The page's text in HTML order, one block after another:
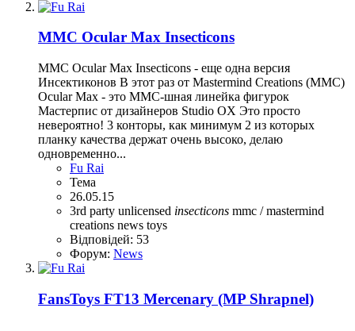
MMC Ocular Max Insecticons
MMC Ocular Max Insecticons - еще одна версия
Инсектиконов В этот раз от Mastermind Creations (MMC)
Ocular Max - это ММС-шная линейка фигурок
Мастерпис от дизайнеров Studio OX Это просто
невероятно! 3 конторы, как минимум 2 из которых
планку качества держат очень высоко, делаю
одновременно...
Fu Rai
Тема
26.05.15
3rd party unlicensed insecticons mmc / mastermind
creations news toys
Відповідей: 53
Форум: News
FansToys FT13 Mercenary (MP Shrapnel)